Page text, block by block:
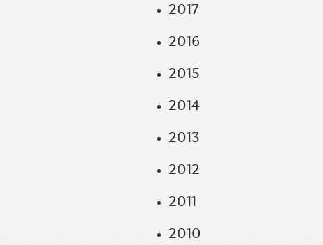
2017
2016
2015
2014
2013
2012
2011
2010